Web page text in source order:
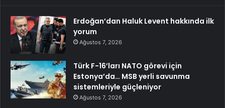
Erdoğan’dan Haluk Levent hakkında ilk
yorum
Ağustos 7, 2026
Türk F-16’ları NATO görevi için
Estonya’da… MSB yerli savunma
sistemleriyle güçleniyor
Ağustos 7, 2026